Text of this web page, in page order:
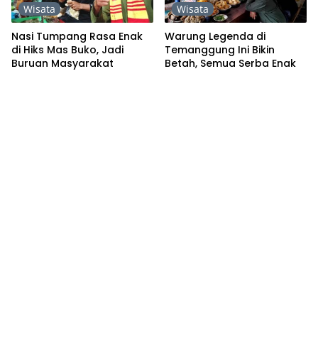
Wisata
Nasi Tumpang Rasa Enak
di Hiks Mas Buko, Jadi
Buruan Masyarakat
Wisata
Warung Legenda di
Temanggung Ini Bikin
Betah, Semua Serba Enak